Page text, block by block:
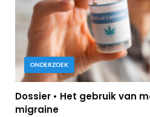
ONDERZOEK
Dossier • Het gebruik van
migraine